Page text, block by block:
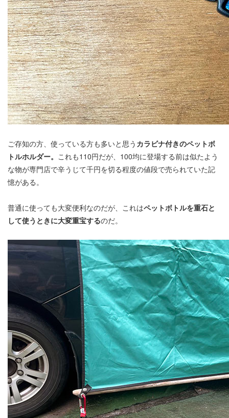
ご存知の方、使っている方も多いと思う カラビナ付きのペットボ
トルホルダー。 これも110円だが、100均に登場する前は似たよう
な物が専門店で辛うじて千円を切る程度の値段で売られていた記
憶がある。
普通に使っても大変便利なのだが、これはペットボトルを重石と
して使うときに大変重宝するのだ。